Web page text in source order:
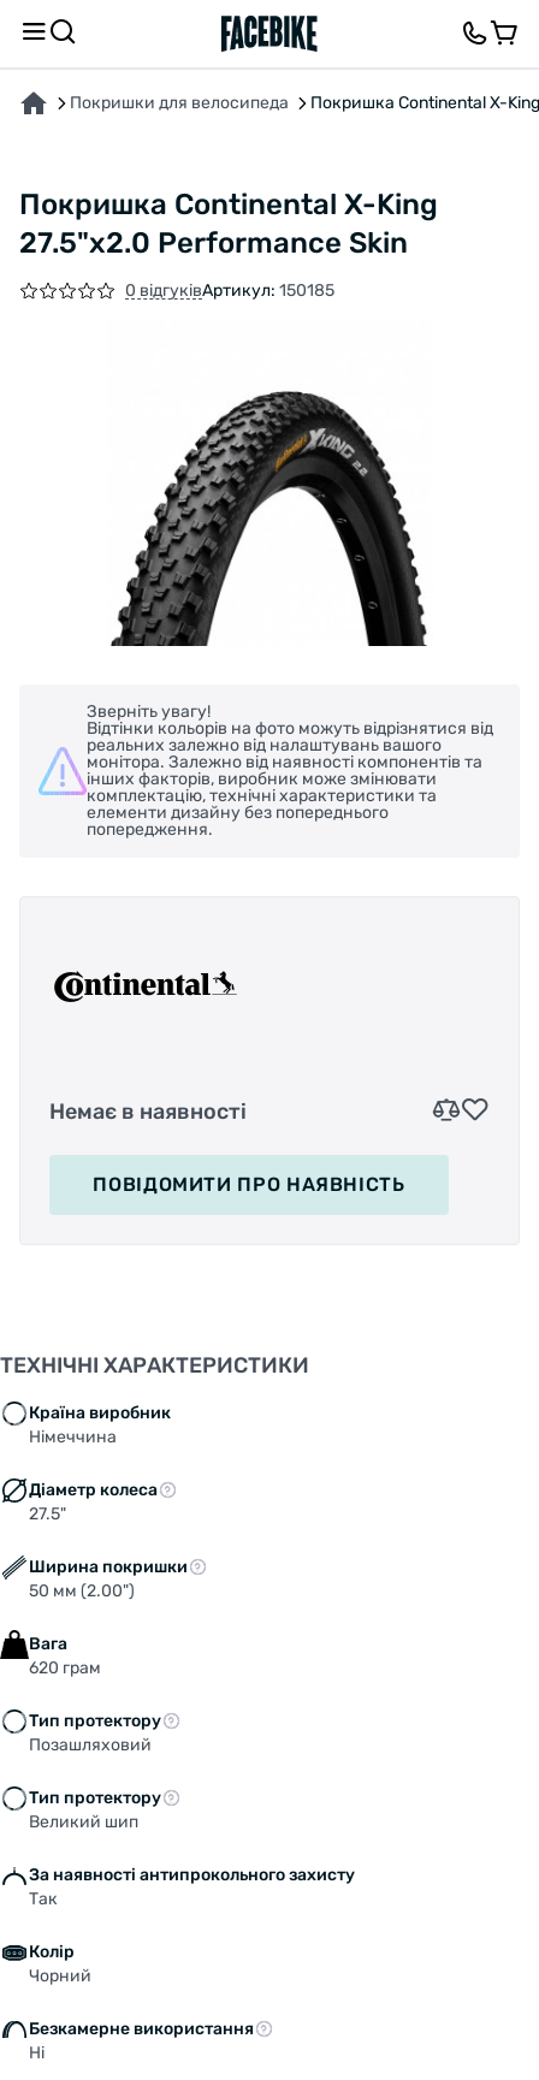
Покришки для велосипеда Покришка Continental X-
Покришка Continental X-King
27.5"x2.0 Performance Skin
0 відгуківАртикул: 150185
Зверніть увагу!
Відтінки кольорів на фото можуть відрізнятися від
реальних залежно від налаштувань вашого
монітора. Залежно від наявності компонентів та
інших факторів, виробник може змінювати
комплектацію, технічні характеристики та
елементи дизайну без попереднього
попередження.
Немає в наявності
ПОВІДОМИТИ ПРО НАЯВНІСТЬ
ТЕХНІЧНІ ХАРАКТЕРИСТИКИ
Країна виробник
Німеччина
Діаметр колеса
27.5"
Ширина покришки
50 мм (2.00")
Вага
620 грам
Тип протектору
Позашляховий
Тип протектору
Великий шип
За наявності антипрокольного захисту
Так
Колір
Чорний
Безкамерне використання
Ні
ПРО ТОВАР ХАРАКТЕРИСТИКИОПИС ВІДГУКИ ТА ЗАПИТАННЯ